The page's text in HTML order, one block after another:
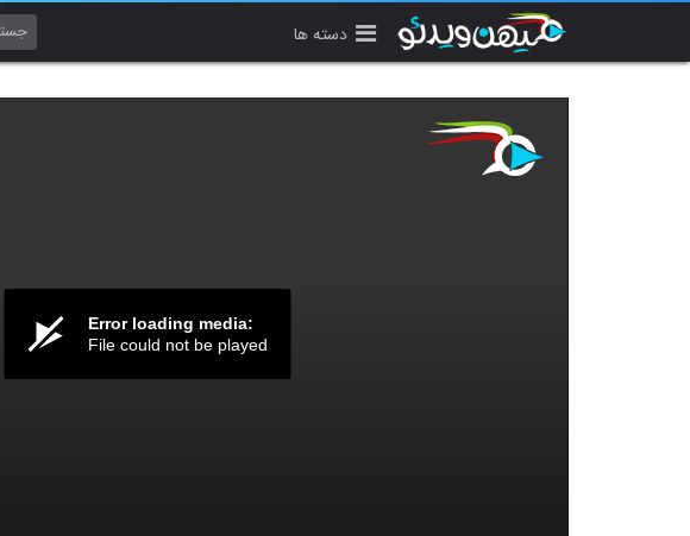
دسته ها
Error loading media:
File could not be played